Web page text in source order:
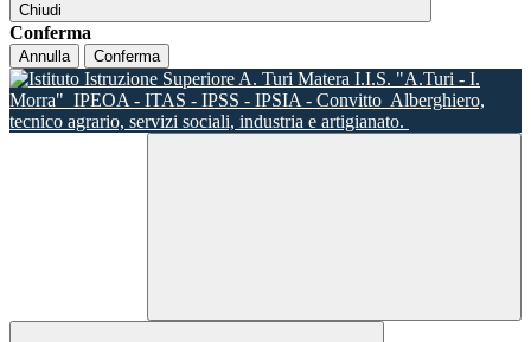
Chiudi
Conferma
Annulla Conferma
I.I.S. "A.Turi - I.
Morra" IPEOA - ITAS - IPSS - IPSIA - Convitto Alberghiero,
tecnico agrario, servizi sociali, industria e artigianato.